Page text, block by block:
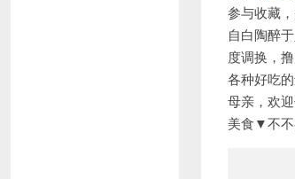
参与收藏
自白陶醉
度调换，
各种好吃
母亲，欢
美食▼不不